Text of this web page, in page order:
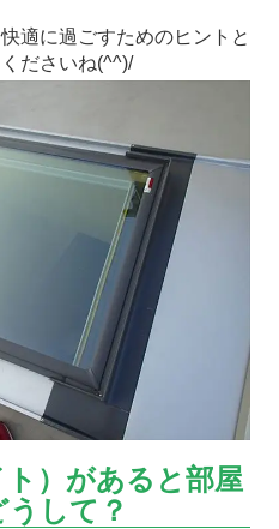
適に過ごすためのヒントと
ださいね(^^)/
）があると部屋
して？